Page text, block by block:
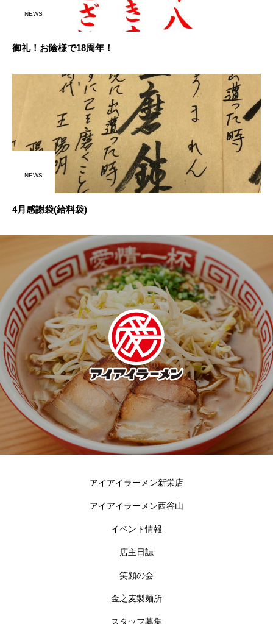
NEWS
御礼！お陰様で18周年！
NEWS
4月感謝袋(給料袋)
アイアイラーメン新栄店
アイアイラーメン西谷山
イベント情報
店主日誌
笑顔の会
金之麦製麺所
スタッフ募集